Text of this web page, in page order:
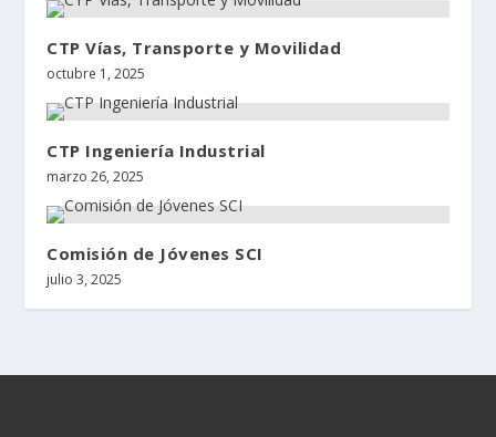
CTP Vías, Transporte y Movilidad
octubre 1, 2025
CTP Ingeniería Industrial
marzo 26, 2025
Comisión de Jóvenes SCI
julio 3, 2025